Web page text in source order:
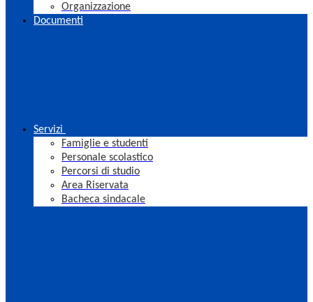
Organizzazione
Documenti
Servizi
Famiglie e studenti
Personale scolastico
Percorsi di studio
Area Riservata
Bacheca sindacale